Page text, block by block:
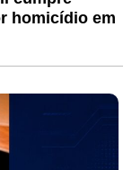
homicídio em